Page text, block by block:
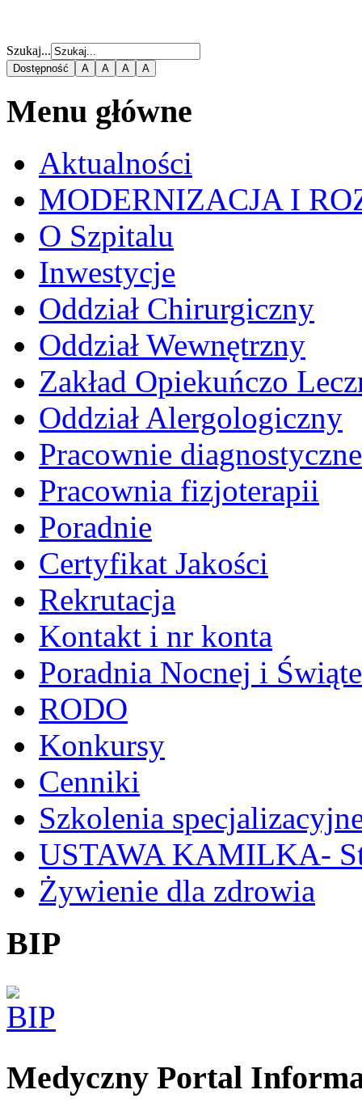
Szukaj...
Dostępność A A A A
Menu główne
Aktualności
MODERNIZACJA I
O Szpitalu
Inwestycje
Oddział Chirurgiczny
Oddział Wewnętrzny
Zakład Opiekuńczo
Oddział Alergologiczny
Pracownie diagnostyczne
Pracownia fizjoterapii
Poradnie
Certyfikat Jakości
Rekrutacja
Kontakt i nr konta
Poradnia Nocnej i
RODO
Konkursy
Cenniki
Szkolenia
USTAWA KAMILKA-
Żywienie dla zdrowia
BIP
Medyczny Portal